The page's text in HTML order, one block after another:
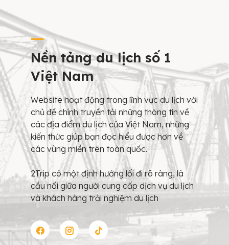
Nền tảng du lịch số 1
Việt Nam
Website hoạt động trong lĩnh vực du lịch với
chủ đề chính truyền tải những thông tin về
các địa điểm du lịch của Việt Nam, những
kiến thức giúp bạn đọc hiểu được hơn về
các vùng miền trên toàn quốc.
2Trip có một định hướng lối đi rõ ràng, là
cầu nối giữa người cung cấp dịch vụ du lịch
và khách hàng trải nghiệm du lịch